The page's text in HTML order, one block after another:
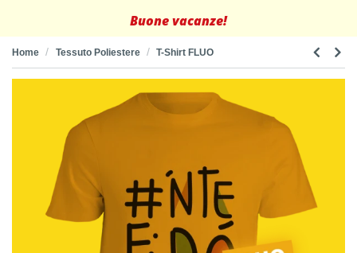
Buone vacanze!
Home Tessuto Poliestere T-Shirt FLUO